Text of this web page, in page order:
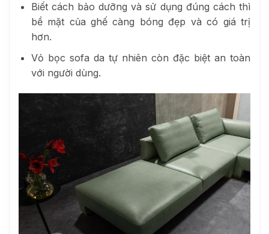
Biết cách bảo dưỡng và sử dụng đúng cách thì
bề mặt của ghế càng bóng đẹp và có giá trị
hơn.
Vỏ bọc sofa da tự nhiên còn đặc biệt an toàn
với người dùng.